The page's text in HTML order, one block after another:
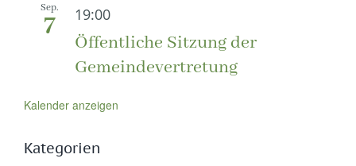
Sep.
7 19:00
Öffentliche Sitzung der
Gemeindevertretung
Kalender anzeigen
Kategorien